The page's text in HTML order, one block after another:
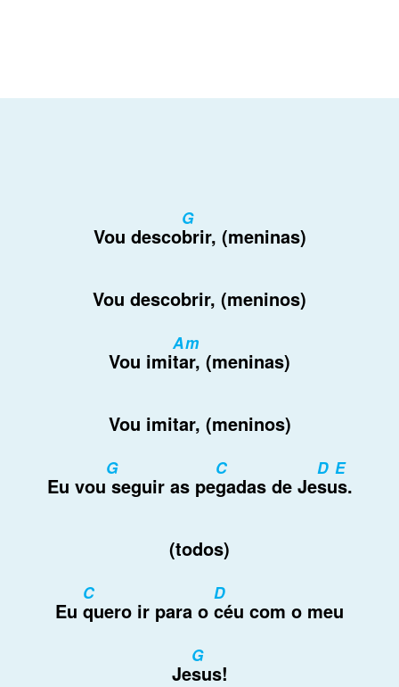
Vou desco
G
brir, (meninas)
Vou descobrir, (meninos)
Vou imi
Am
tar, (meninas)
Vou imitar, (meninos)
Eu vou
G
seguir as pe
C
gadas de Je
D E
sus.
(todos)
Eu
C
quero ir para o
D
céu com o meu
Je
G
sus!